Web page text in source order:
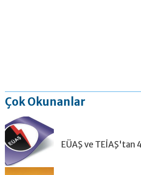
Çok Okunanlar
EÜAŞ ve TEİAŞ'tan